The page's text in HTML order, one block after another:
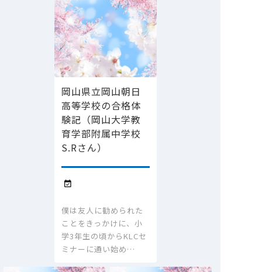
岡山県立岡山朝日
高等学校の合格体
験記（岡山大学教
育学部附属中学校
S.Rさん）

僕は友人に勧められた
ことをきっかけに、小
学3年生の頃からKLCセ
ミナーに通い始め…